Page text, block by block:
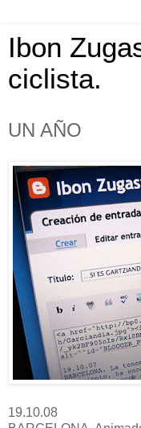
Ibon
ciclista.
UN AÑO
19.10.08